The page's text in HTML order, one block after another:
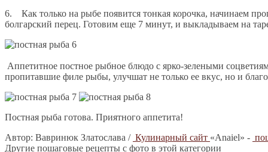
6. Как только на рыбе появится тонкая корочка, начинаем
болгарский перец. Готовим еще 7 минут, и выкладываем на
Аппетитное постное рыбное блюдо с ярко-зелеными
пропитавшие филе рыбы, улучшат не только ее вкус, но и
Постная рыба готова. Приятного аппетита!
Автор: Вавринюк Златослава / Кулинарный сайт «Anaiel» -
Другие пошаговые рецепты с фото в этой категории